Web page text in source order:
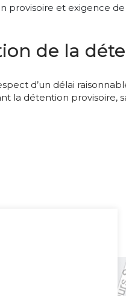
provisoire et exigence
de la
d’un délai
la détention provisoire,